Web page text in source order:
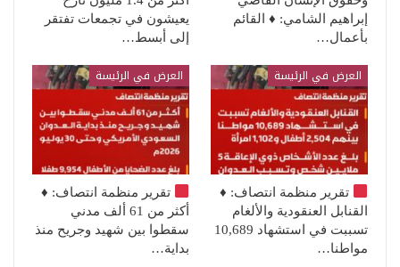
إبراهيم الشامي: ♦️ القائم
بأعمال…
يعيشون في تجمعات تفتقر
إلى أبسط…
العرض في الرئيسة
تقرير منظمة انتصاف: ♦️
القنابل العنقودية والألغام
تسببت في استشهاد 10,689
مواطنا…
العرض في الرئيسة
تقرير منظمة انتصاف: ♦️
أكثر من 61 ألف مدني
سقطوا بين شهيد وجريح منذ
بداية…